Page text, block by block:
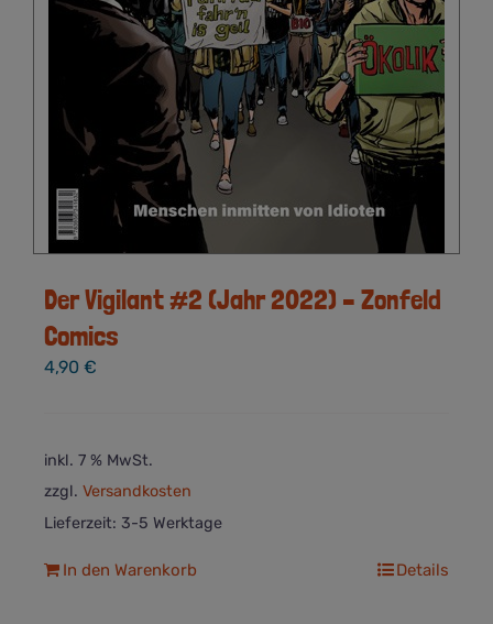
Der Vigilant #2 (Jahr 2022) – Zonfeld
Comics
4,90 €
inkl. 7 % MwSt.
zzgl. Versandkosten
Lieferzeit: 3-5 Werktage
In den Warenkorb Details